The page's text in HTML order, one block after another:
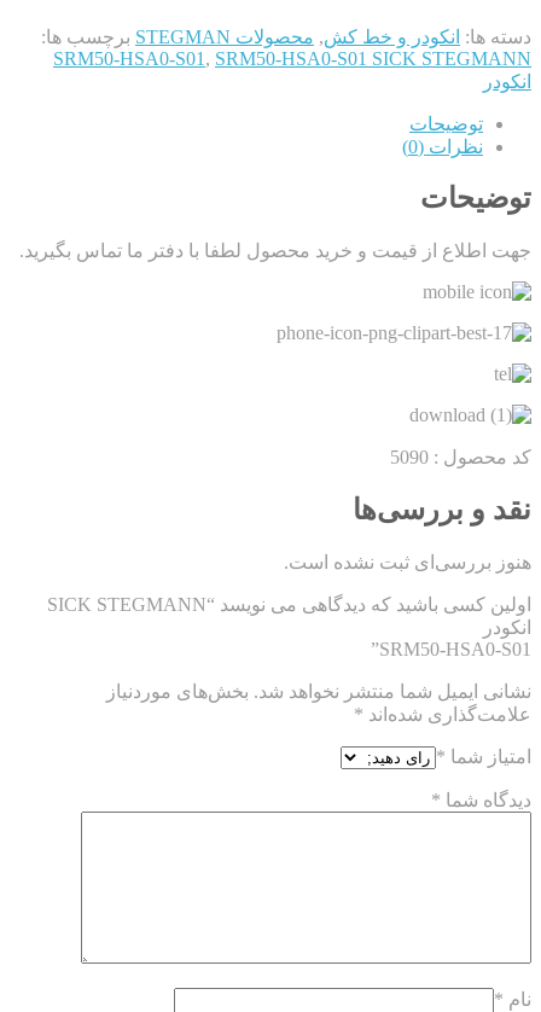
دسته ها: انکودر و خط کش, محصولات STEGMAN
برچسب ها:
SRM50-HSA0-S01 , SRM50-HSA0-S01 SICK STEGMANN
انکودر
توضیحات
نظرات (0)
توضیحات
جهت اطلاع از قیمت و خرید محصول لطفا با دفتر ما تماس بگیرید.
کد محصول : 5090
نقد و بررسی‌ها
هنوز بررسی‌ای ثبت نشده است.
اولین کسی باشید که دیدگاهی می نویسد “SICK STEGMANN
انکودر
SRM50-HSA0-S01”
نشانی ایمیل شما منتشر نخواهد شد. بخش‌های موردنیاز
علامت‌گذاری شده‌اند *
امتیاز شما *
دیدگاه شما *
نام *